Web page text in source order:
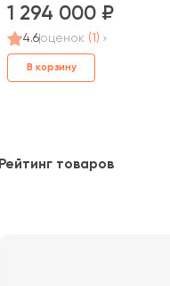
1 294 000
4.6оценок (1)
В корзину
Рейтинг товаров